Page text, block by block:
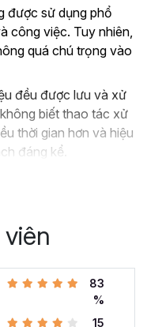
được sử dụng phổ
công việc. Tuy nhiên,
quá chú trọng vào
đều được lưu và xử
biết thao tác xử
thời gian hơn và hiệu
đáng kể.
nên không biết
về Excel và đang
lên.
83
%
15